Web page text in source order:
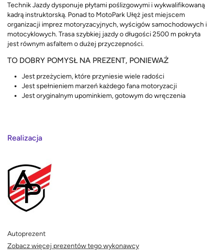
Technik Jazdy dysponuje płytami poślizgowymi i wykwalifikowaną
kadrą instruktorską. Ponad to MotoPark Ułęż jest miejscem
organizacji imprez motoryzacyjnych, wyścigów samochodowych i
motocyklowych. Trasa szybkiej jazdy o długości 2500 m pokryta
jest równym asfaltem o dużej przyczepności.
TO DOBRY POMYSŁ NA PREZENT, PONIEWAŻ
Jest przeżyciem, które przyniesie wiele radości
Jest spełnieniem marzeń każdego fana motoryzacji
Jest oryginalnym upominkiem, gotowym do wręczenia
Realizacja
Autoprezent
Zobacz więcej prezentów tego wykonawcy